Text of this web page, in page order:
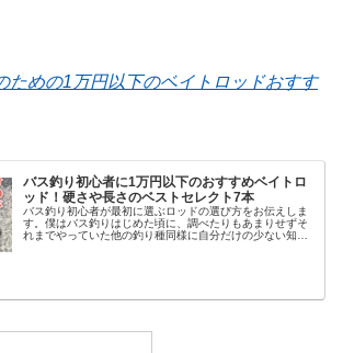
ための1万円以下のベイトロッドおすす
バス釣り初心者に1万円以下のおすすめベイトロ
ッド！硬さや長さのベストセレクト7本
バス釣り初心者が最初に選ぶロッドの選び方をお伝えしま
す。僕はバス釣りはじめた頃に、調べたりもあまりせずそ
れまでやっていた他の釣り種同様に自分だけの少ない知識